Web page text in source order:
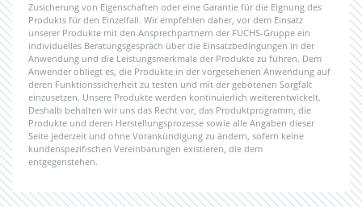
Zusicherung von Eigenschaften oder eine Garantie für die Eignung des
Produkts für den Einzelfall. Wir empfehlen daher, vor dem Einsatz
unserer Produkte mit den Ansprechpartnern der FUCHS-Gruppe ein
individuelles Beratungsgespräch über die Einsatzbedingungen in der
Anwendung und die Leistungsmerkmale der Produkte zu führen. Dem
Anwender obliegt es, die Produkte in der vorgesehenen Anwendung auf
deren Funktionssicherheit zu testen und mit der gebotenen Sorgfalt
einzusetzen. Unsere Produkte werden kontinuierlich weiterentwickelt.
Deshalb behalten wir uns das Recht vor, das Produktprogramm, die
Produkte und deren Herstellungsprozesse sowie alle Angaben dieser
Seite jederzeit und ohne Vorankündigung zu ändern, sofern keine
kundenspezifischen Vereinbarungen existieren, die dem
entgegenstehen.